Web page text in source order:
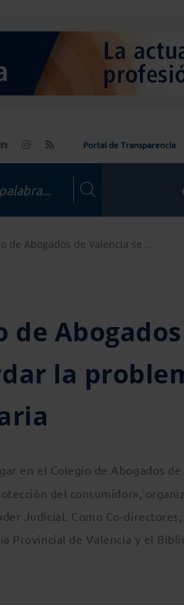
Portal de Transparencia
de Abogados de Valencia se ...
de
la
en el Colegio de Abogados
del consumidor»,
Judicial. Como Co-directores,
Provincial de Valencia y el